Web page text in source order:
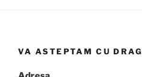
VA ASTEPTAM CU DRAG